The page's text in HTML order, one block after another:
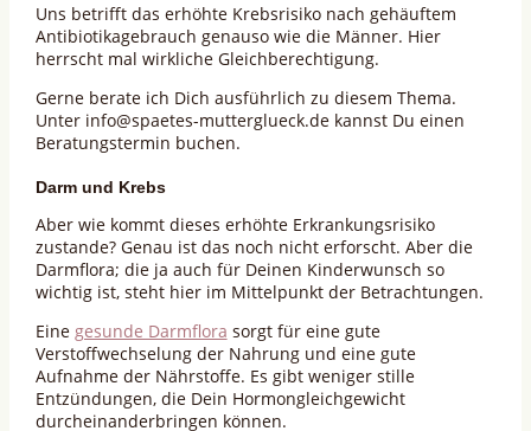
Uns betrifft das erhöhte Krebsrisiko nach gehäuftem
Antibiotikagebrauch genauso wie die Männer. Hier
herrscht mal wirkliche Gleichberechtigung.
Gerne berate ich Dich ausführlich zu diesem Thema.
Unter info@spaetes-mutterglueck.de kannst Du einen
Beratungstermin buchen.
Darm und Krebs
Aber wie kommt dieses erhöhte Erkrankungsrisiko
zustande? Genau ist das noch nicht erforscht. Aber die
Darmflora; die ja auch für Deinen Kinderwunsch so
wichtig ist, steht hier im Mittelpunkt der Betrachtungen.
Eine gesunde Darmflora sorgt für eine gute
Verstoffwechselung der Nahrung und eine gute
Aufnahme der Nährstoffe. Es gibt weniger stille
Entzündungen, die Dein Hormongleichgewicht
durcheinanderbringen können.